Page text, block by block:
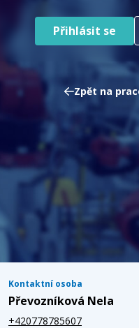
Přihlásit se
Zpět na
Kontaktní osoba
Převozníková Nela
+420778785607